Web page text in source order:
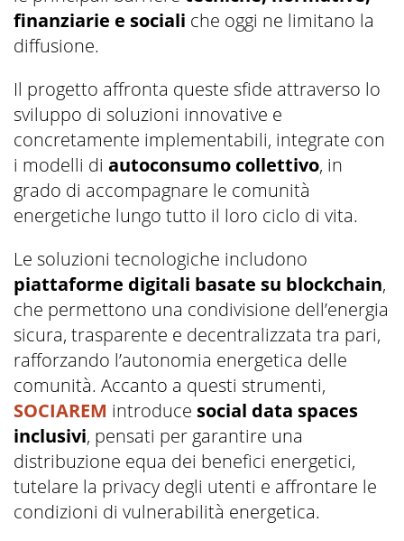
finanziarie e sociali che oggi ne limitano la
diffusione.
Il progetto affronta queste sfide attraverso lo
sviluppo di soluzioni innovative e
concretamente implementabili, integrate con
i modelli di autoconsumo collettivo, in
grado di accompagnare le comunità
energetiche lungo tutto il loro ciclo di vita.
Le soluzioni tecnologiche includono
piattaforme digitali basate su blockchain,
che permettono una condivisione dell’energia
sicura, trasparente e decentralizzata tra pari,
rafforzando l’autonomia energetica delle
comunità. Accanto a questi strumenti,
SOCIAREM introduce social data spaces
inclusivi, pensati per garantire una
distribuzione equa dei benefici energetici,
tutelare la privacy degli utenti e affrontare le
condizioni di vulnerabilità energetica.